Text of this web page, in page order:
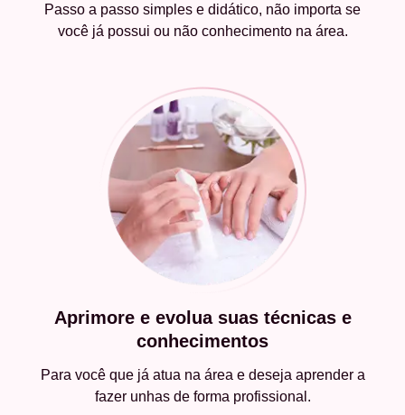
Passo a passo simples e didático, não importa se
você já possui ou não conhecimento na área.
Aprimore e evolua suas técnicas e
conhecimentos
Para você que já atua na área e deseja aprender a
fazer unhas de forma profissional.